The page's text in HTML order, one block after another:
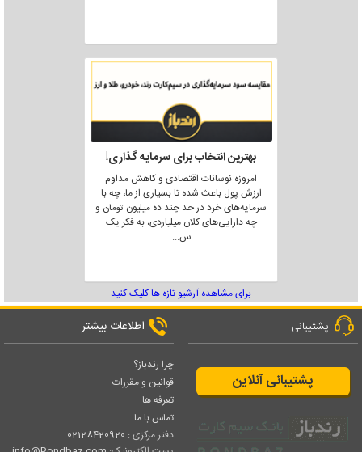
بهترین انتخاب برای سرمایه گذاری!
امروزه نوسانات اقتصادی و کاهش مداوم
ارزش پول باعث شده تا بسیاری از ما، چه با
سرمایه‌های خرد در حد چند ده میلیون تومان و
چه دارایی‌های کلان میلیاردی، به فکر یک
س...
برای مشاهده آرشیو تازه ها کلیک کنید
پشتیبانی
پشتیبانی آنلاین
اطلاعات بیشتر
چرا رندباز؟
قوانین و مقررات
تعرفه ها
تماس با ما
دفتر مرکزی : 02128420920